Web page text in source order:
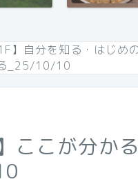
1F】自分を知る・はじめ
_25/10/10
ここが分か